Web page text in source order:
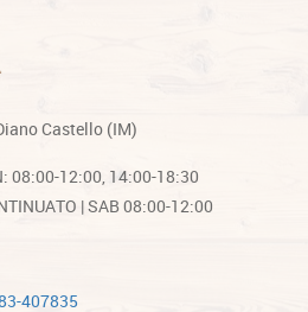
Castello (IM)
08:00-12:00, 14:00-18:30
| SAB 08:00-12:00
407835